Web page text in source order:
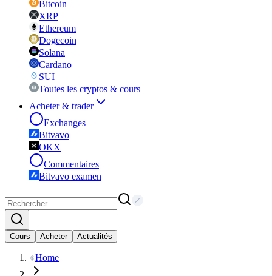
Bitcoin
XRP
Ethereum
Dogecoin
Solana
Cardano
SUI
Toutes les cryptos & cours
Acheter & trader
Exchanges
Bitvavo
OKX
Commentaires
Bitvavo examen
Cours Acheter Actualités
Home